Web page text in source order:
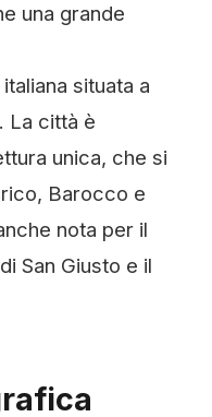
una grande
situata a
La città è
unica, che si
Barocco e
nota per il
San Giusto e il